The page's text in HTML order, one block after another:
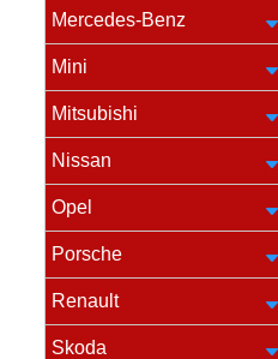
Mercedes-Benz
Mini
Mitsubishi
Nissan
Opel
Porsche
Renault
Skoda